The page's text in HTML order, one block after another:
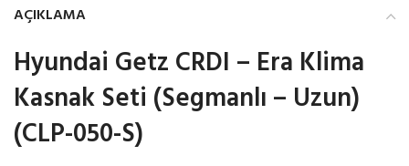
AÇIKLAMA
Hyundai Getz CRDI – Era Klima
Kasnak Seti (Segmanlı – Uzun)
(CLP-050-S)